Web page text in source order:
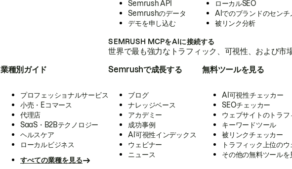
Semrush API
Semrushのデータ
デモを申し込む
ローカルSEO
AIでのブランドのセンチ
被リンク分析
SEMRUSH MCPをAIに接続する
世界で最も強力なトラフィック、可視性、および
業種別ガイド
プロフェッショナルサービス
小売・Eコマース
代理店
SaaS・B2Bテクノロジー
ヘルスケア
ローカルビジネス
すべての業種を見る
Semrushで成長する
ブログ
ナレッジベース
アカデミー
成功事例
AI可視性インデックス
ウェビナー
ニュース
無料ツールを見る
AI可視性チェッカー
SEOチェッカー
ウェブサイトのトラ
キーワードツール
被リンクチェッカー
トラフィック上位の
その他の無料ツールを